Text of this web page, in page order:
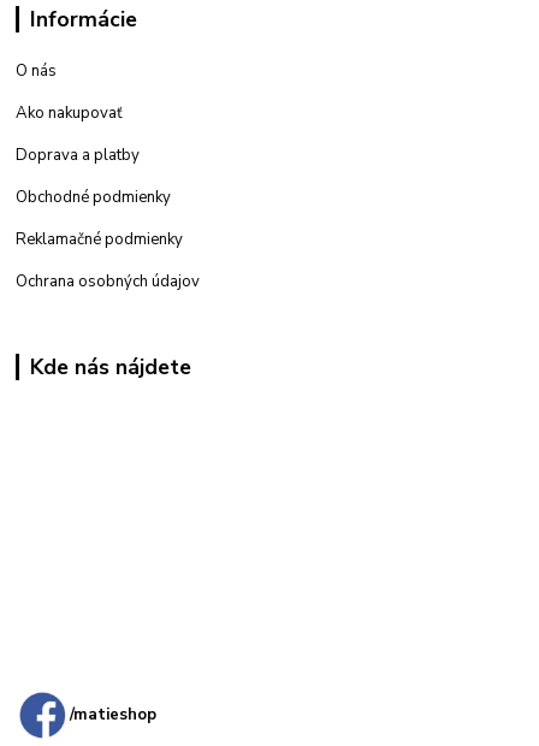
Informácie
O nás
Ako nakupovať
Doprava a platby
Obchodné podmienky
Reklamačné podmienky
Ochrana osobných údajov
Kde nás nájdete
/matieshop